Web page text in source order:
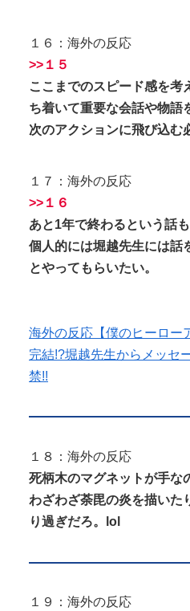
１６：海外の反応
>>１５
ここまでのスピード感を考
ち着いて重要な会話や物語
次のアクションに飛び込む
１７：海外の反応
>>１６
あと1年で終わるという話
個人的には堀越先生には話
とやってもらいたい。
海外の反応【僕のヒーロー
完結!?堀越先生からメッセ
禁!!
１８：海外の反応
死柄木のマグネットが手な
わざわざ荼毘の炎を描いた
り過ぎだろ。lol
１９：海外の反応